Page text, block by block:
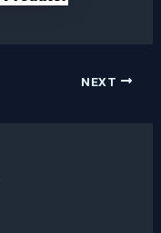
NEXT